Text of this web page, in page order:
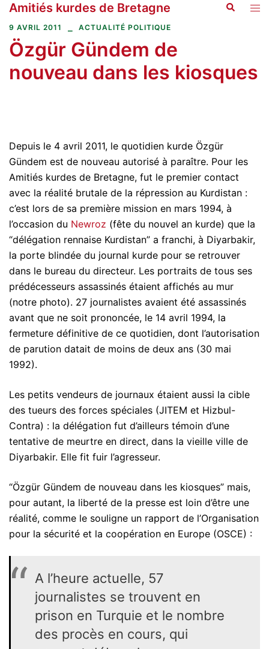
Aller
au
contenu
Amitiés kurdes de Bretagne
9 AVRIL 2011 ACTUALITÉ POLITIQUE
Özgür Gündem de
nouveau dans les kiosques
Depuis le 4 avril 2011, le quotidien kurde Özgür
Gündem est de nouveau autorisé à paraître. Pour les
Amitiés kurdes de Bretagne, fut le premier contact
avec la réalité brutale de la répression au Kurdistan :
c’est lors de sa première mission en mars 1994, à
l’occasion du Newroz (fête du nouvel an kurde) que la
“délégation rennaise Kurdistan” a franchi, à Diyarbakir,
la porte blindée du journal kurde pour se retrouver
dans le bureau du directeur. Les portraits de tous ses
prédécesseurs assassinés étaient affichés au mur
(notre photo). 27 journalistes avaient été assassinés
avant que ne soit prononcée, le 14 avril 1994, la
fermeture définitive de ce quotidien, dont l’autorisation
de parution datait de moins de deux ans (30 mai
1992).
Les petits vendeurs de journaux étaient aussi la cible
des tueurs des forces spéciales (JITEM et Hizbul-
Contra) : la délégation fut d’ailleurs témoin d’une
tentative de meurtre en direct, dans la vieille ville de
Diyarbakir. Elle fit fuir l’agresseur.
“Özgür Gündem de nouveau dans les kiosques” mais,
pour autant, la liberté de la presse est loin d’être une
réalité, comme le souligne un rapport de l’Organisation
pour la sécurité et la coopération en Europe (OSCE) :
A l’heure actuelle, 57
journalistes se trouvent en
prison en Turquie et le nombre
des procès en cours, qui